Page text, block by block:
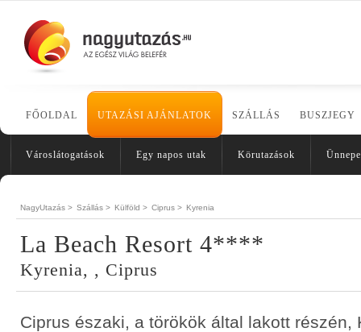
FŐOLDAL UTAZÁSI AJÁNLATOK SZÁLLÁS BUSZJEGY
Városlátogatások Egy napos utak Körutazások
NagyUtazás > Szállás > Külföld > Ciprus > Kyrenia
La Beach Resort 4****
Kyrenia, , Ciprus
Ciprus északi, a törökök által lakott részén,